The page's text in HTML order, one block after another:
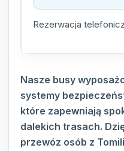
Rezerwacja
Nasze busy
systemy
które zapewniają
dalekich trasach.
przewóz osób z